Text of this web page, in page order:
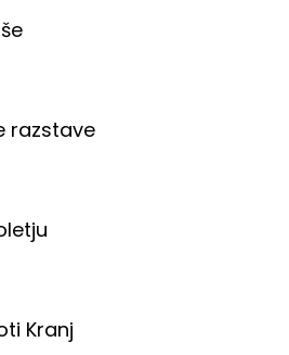
razstave
Kranj